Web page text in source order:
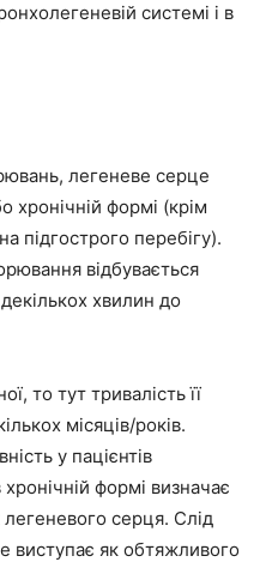
системі і в
легеневе серце
хронічній формі (крім
підгострого перебігу).
відбувається
хвилин до
то тут тривалість її
місяців/років.
у пацієнтів
формі визначає
серця. Слід
виступає як обтяжливого